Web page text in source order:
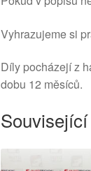
Vyhrazujeme si
Díly pocházejí z
dobu 12 měsíců.